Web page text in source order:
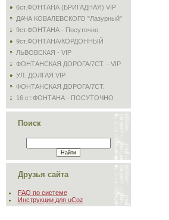
6ст.ФОНТАНА (БРИГАДНАЯ) VIP
ДАЧА КОВАЛЕВСКОГО "Лазурный"
9ст.ФОНТАНА - Посуточно
9ст.ФОНТАНА/КОРДОННЫЙ
ЛЬВОВСКАЯ - VIP
ФОНТАНСКАЯ ДОРОГА/7СТ. - VIP
УЛ. ДОЛГАЯ VIP
ФОНТАНСКАЯ ДОРОГА/7СТ.
16 ст.ФОНТАНА - ПОСУТОЧНО
Поиск
Друзья сайта
FAQ по системе
Инструкции для uCoz